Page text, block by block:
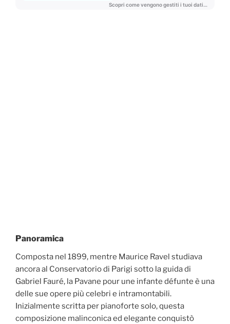
Panoramica
Composta nel 1899, mentre Maurice Ravel studiava
ancora al Conservatorio di Parigi sotto la guida di
Gabriel Fauré, la Pavane pour une infante défunte è una
delle sue opere più celebri e intramontabili.
Inizialmente scritta per pianoforte solo, questa
composizione malinconica ed elegante conquistò